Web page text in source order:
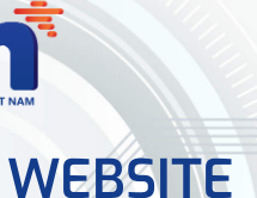
WEBSITE